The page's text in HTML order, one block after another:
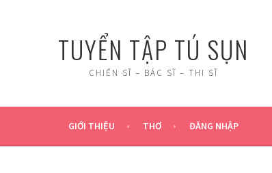
TUYỂN TẬP TÚ SỤN
CHIẾN SĨ – BÁC SĨ – THI SĨ
GIỚI THIỆU THƠ ĐĂNG NHẬP